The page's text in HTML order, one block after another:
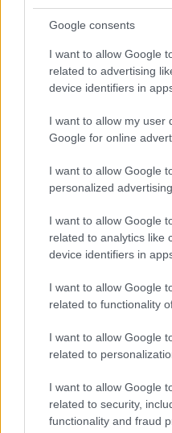
Google consents
I want to allow Google
related to advertising
device identifiers in
I want to allow my user
Google for online
I want to allow Google
personalized advertising.
I want to allow Google
related to analytics like
device identifiers in
I want to allow Google
related to functionality
I want to allow Google
related to
I want to allow Google
related to security,
functionality and fraud
Σύμφωνα με τον ίδιο,
δυναμική παρουσία